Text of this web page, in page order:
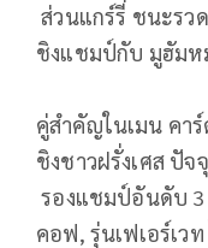
ส่วนแกร์รี่ ชนะรว
ชิงแชมป์กับ มูฮัมห
คู่สำคัญในเมน คา
ชิงชาวฝรั่งเศส ปั
รองแชมป์อันดับ 3
คอฟ, รุ่นเฟเอร์เว